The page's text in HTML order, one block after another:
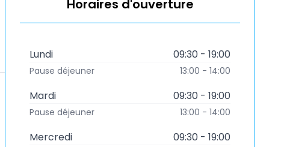
Horaires d'ouverture
Lundi 09:30 - 19:00
Pause déjeuner 13:00 - 14:00
Mardi 09:30 - 19:00
Pause déjeuner 13:00 - 14:00
Mercredi 09:30 - 19:00